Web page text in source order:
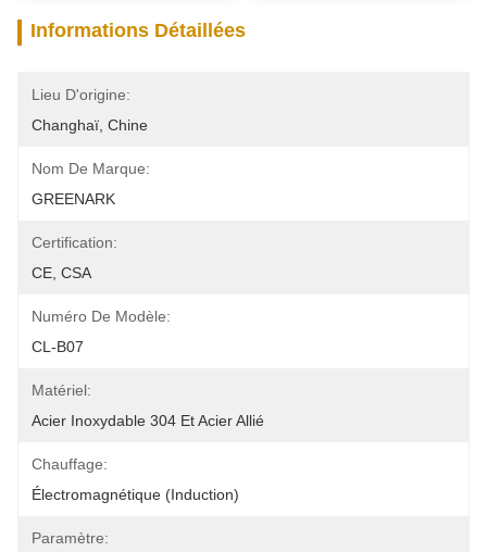
Informations Détaillées
Lieu D'origine:
Changhaï, Chine
Nom De Marque:
GREENARK
Certification:
CE, CSA
Numéro De Modèle:
CL-B07
Matériel:
Acier Inoxydable 304 Et Acier Allié
Chauffage:
Électromagnétique (induction)
Paramètre: